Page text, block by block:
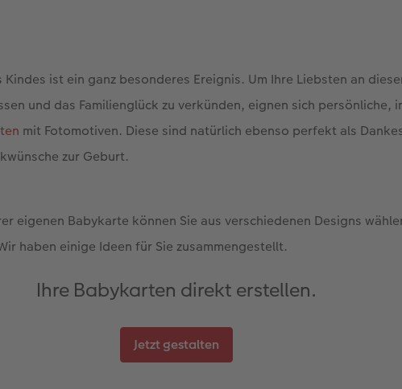
Kindes ist ein ganz besonderes Ereignis. Um Ihre Liebsten an
und das Familienglück zu verkünden, eignen sich persönliche,
mit Fotomotiven. Diese sind natürlich ebenso perfekt als
zur Geburt.
eigenen Babykarte können Sie aus verschiedenen Designs
haben einige Ideen für Sie zusammengestellt.
Ihre Babykarten direkt erstellen.
Jetzt gestalten